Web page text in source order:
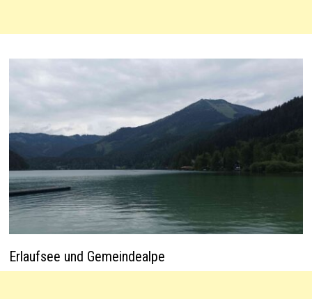
Erlaufsee und Gemeindealpe